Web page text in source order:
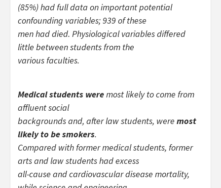
(85%) had full data on important potential
confounding variables; 939 of these
men had died. Physiological variables differed
little between students from the
various faculties.
Medical students weremost likely to come from
affluent social
backgrounds and, after law students, were most
likely to be smokers.
Compared with former medical students, former
arts and law students had excess
all-cause and cardiovascular disease mortality,